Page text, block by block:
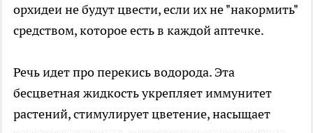
орхидеи не будут цвести, если их не "накормить"
средством, которое есть в каждой аптечке.
Речь идет про перекись водорода. Эта
бесцветная жидкость укрепляет иммунитет
растений, стимулирует цветение, насыщает